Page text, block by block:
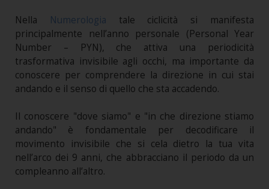
Nella Numerologia tale ciclicità si manifesta
principalmente nell’anno personale (Personal Year
Number – PYN), che attiva una periodicità
trasformativa invisibile agli occhi, ma importante da
conoscere per comprendere la direzione in cui stai
andando e il senso di quello che sta accadendo.
Il conoscere "dove siamo" e "in che direzione stiamo
andando" è fondamentale per decodificare il
movimento invisibile che si cela dietro la tua vita
nell’arco dei 9 anni, che abbracciano il periodo da un
compleanno all’altro.